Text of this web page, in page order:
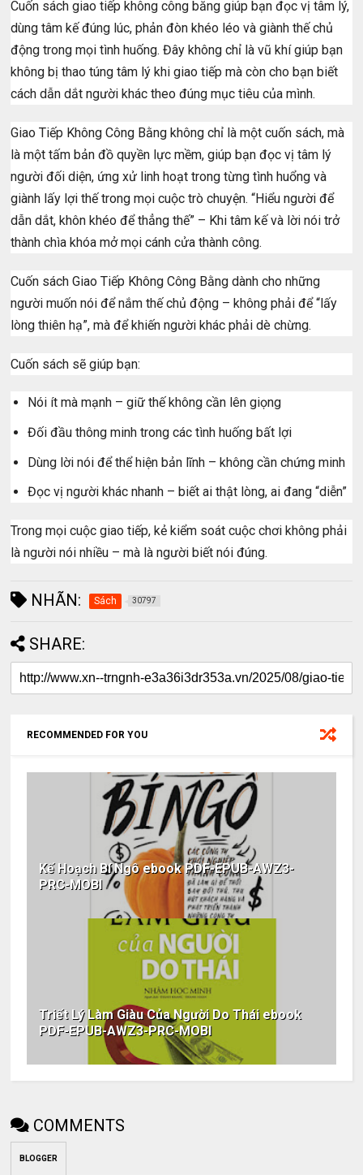
Cuốn sách giao tiếp không công băng giúp bạn đọc vị tâm lý,
dùng tâm kế đúng lúc, phản đòn khéo léo và giành thế chủ
động trong mọi tình huống. Đây không chỉ là vũ khí giúp bạn
không bị thao túng tâm lý khi giao tiếp mà còn cho bạn biết
cách dẫn dắt người khác theo đúng mục tiêu của mình.
Giao Tiếp Không Công Bằng không chỉ là một cuốn sách, mà
là một tấm bản đồ quyền lực mềm, giúp bạn đọc vị tâm lý
người đối diện, ứng xử linh hoạt trong từng tình huổng và
giành lấy lợi thế trong mọi cuộc trò chuyện. “Hiểu người để
dẫn dắt, khôn khéo để thẳng thế” – Khi tâm kế và lời nói trở
thành chìa khóa mở mọi cánh cửa thành công.
Cuốn sách Giao Tiếp Không Công Bằng dành cho những
người muốn nói để nắm thế chủ động – không phải để “lấy
lòng thiên hạ”, mà để khiến người khác phải dè chừng.
Cuốn sách sẽ giúp bạn:
Nói ít mà mạnh – giữ thế không cần lên giọng
Đối đầu thông minh trong các tình huống bất lợi
Dùng lời nói để thể hiện bản lĩnh – không cần chứng minh
Đọc vị người khác nhanh – biết ai thật lòng, ai đang “diễn”
Trong mọi cuộc giao tiếp, kẻ kiểm soát cuộc chơi không phải
là người nói nhiều – mà là người biết nói đúng.
NHÃN: Sách 30797
SHARE:
RECOMMENDED FOR YOU
Kế Hoạch Bí Ngô ebook PDF-EPUB-AWZ3-
PRC-MOBI
Triết Lý Làm Giàu Của Người Do Thái ebook
PDF-EPUB-AWZ3-PRC-MOBI
COMMENTS
BLOGGER